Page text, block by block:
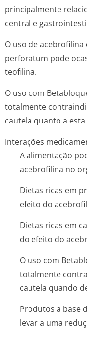
principalmente
central e
O uso de
perforatum pode
teofilina.
O uso com
totalmente
cautela quanto a esta
Interações
A alimentação
acebrofilina no
Dietas ricas em
efeito do
Dietas ricas em
do efeito do
O uso com
totalmente
cautela quando
Produtos a base
levar a uma